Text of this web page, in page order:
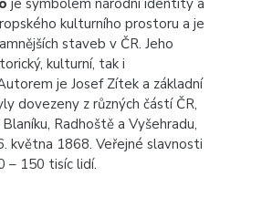
je symbolem národní identity a
kulturního prostoru a je
staveb v ČR. Jeho
kulturní, tak i
je Josef Zítek a základní
dovezeny z různých částí ČR,
Radhoště a Vyšehradu,
května 1868. Veřejné slavnosti
– 150 tisíc lidí.